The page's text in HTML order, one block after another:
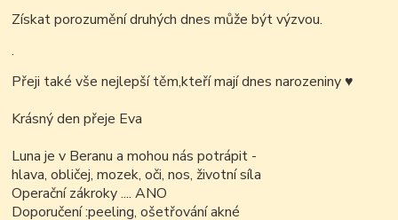
Získat porozumění druhých dnes může být výzvou.
.
Přeji také vše nejlepší těm,kteří mají dnes narozeniny ♥
Krásný den přeje Eva
Luna je v Beranu a mohou nás potrápit -
hlava, obličej, mozek, oči, nos, životní síla
Operační zákroky .... ANO
Doporučení :peeling, ošetřování akné